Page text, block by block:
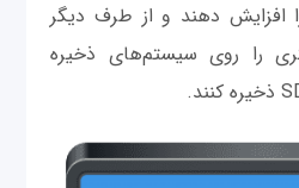
افزایش دهند و از طرف دیگر
را روی سیستم‌های ذخیره